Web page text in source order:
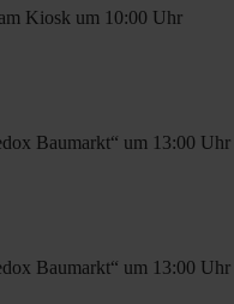
Kiosk um 10:00 Uhr
Baumarkt“ um 13:00 Uhr
Baumarkt“ um 13:00 Uhr